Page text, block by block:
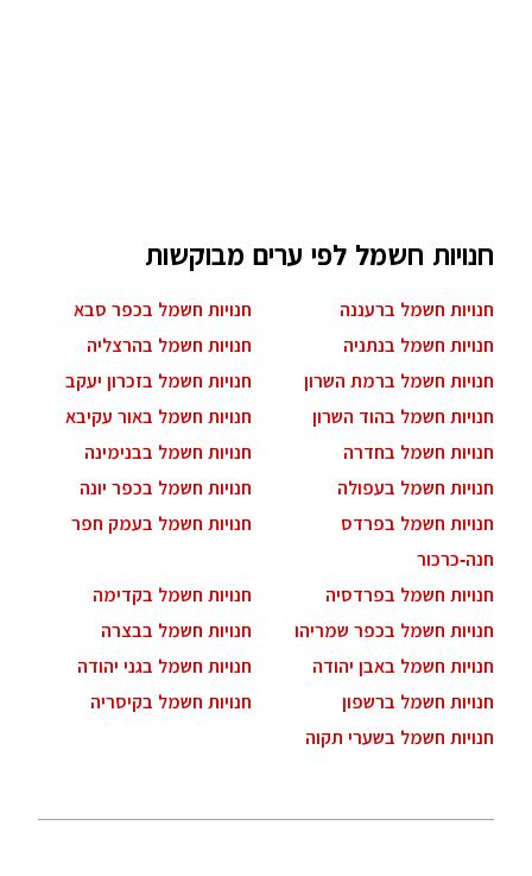
חנויות חשמל לפי ערים מבוקשות
חנויות חשמל ברעננה
חנויות חשמל בכפר סבא
חנויות חשמל בנתניה
חנויות חשמל בהרצליה
חנויות חשמל ברמת השרון
חנויות חשמל בזכרון יעקב
חנויות חשמל בהוד השרון
חנויות חשמל באור עקיבא
חנויות חשמל בחדרה
חנויות חשמל בבנימינה
חנויות חשמל בעפולה
חנויות חשמל בכפר יונה
חנויות חשמל בפרדס
חנה-כרכור
חנויות חשמל בעמק חפר
חנויות חשמל בפרדסיה
חנויות חשמל בקדימה
חנויות חשמל בכפר שמריהו
חנויות חשמל בבצרה
חנויות חשמל באבן יהודה
חנויות חשמל בגני יהודה
חנויות חשמל ברשפון
חנויות חשמל בקיסריה
חנויות חשמל בשערי תקוה